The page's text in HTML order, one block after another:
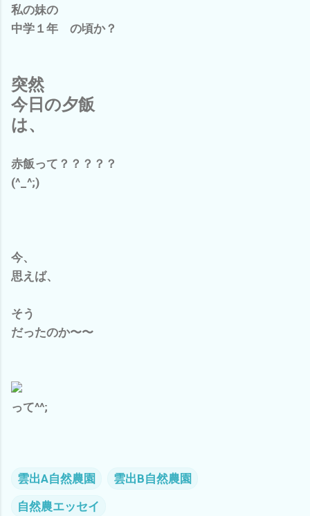
私の妹の
中学１年 の頃か？
突然
今日の夕飯
は、
赤飯って？？？？？
(^_^;)
今、
思えば、
そう
だったのか〜〜
って^^;
雲出A自然農園
雲出B自然農園
自然農エッセイ